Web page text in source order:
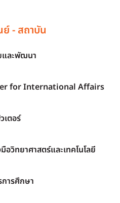
- สถาบัน
และพัฒนา
for International Affairs
ตอร์
อวิทยาศาสตร์และเทคโนโลยี
ารศึกษา